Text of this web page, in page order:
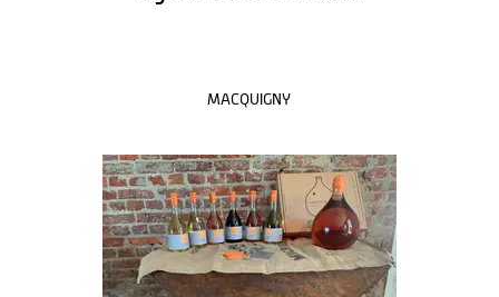
MACQUIGNY